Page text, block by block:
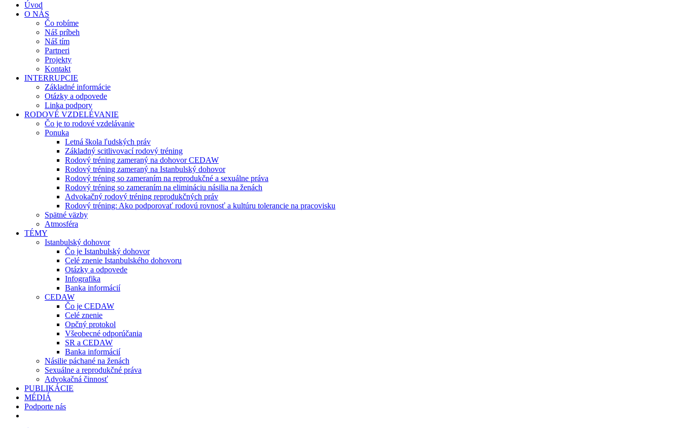
Úvod
O NÁS
Čo robíme
Náš príbeh
Náš tím
Partneri
Projekty
Kontakt
INTERRUPCIE
Základné informácie
Otázky a odpovede
Linka podpory
RODOVÉ VZDELÉVANIE
Čo je to rodové vzdelávanie
Ponuka
Letná škola ľudských práv
Základný scitlivovací rodový tréning
Rodový tréning zameraný na dohovor CEDAW
Rodový tréning zameraný na Istanbulský dohovor
Rodový tréning so zameraním na reprodukčné a sexuálne práva
Rodový tréning so zameraním na elimináciu násilia na ženách
Advokačný rodový tréning reprodukčných práv
Rodový tréning: Ako podporovať rodovú rovnosť a kultúru tolerancie na pracovisku
Spätné väzby
Atmosféra
TÉMY
Istanbulský dohovor
Čo je Istanbulský dohovor
Celé znenie Istanbulského dohovoru
Otázky a odpovede
Infografika
Banka informácií
CEDAW
Čo je CEDAW
Celé znenie
Opčný protokol
Všeobecné odporúčania
SR a CEDAW
Banka informácií
Násilie páchané na ženách
Sexuálne a reprodukčné práva
Advokačná činnosť
PUBLIKÁCIE
MÉDIÁ
Podporte nás